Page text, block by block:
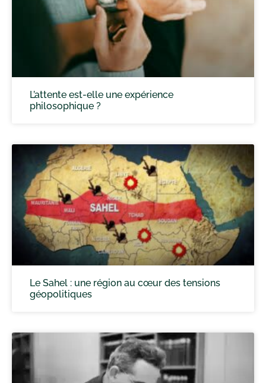
L’attente est-elle une expérience
philosophique ?
Le Sahel : une région au cœur des tensions
géopolitiques